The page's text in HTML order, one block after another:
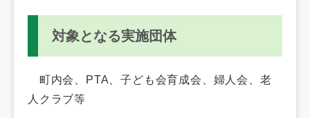
対象となる実施団体
町内会、PTA、子ども会育成会、婦人会、老
人クラブ等